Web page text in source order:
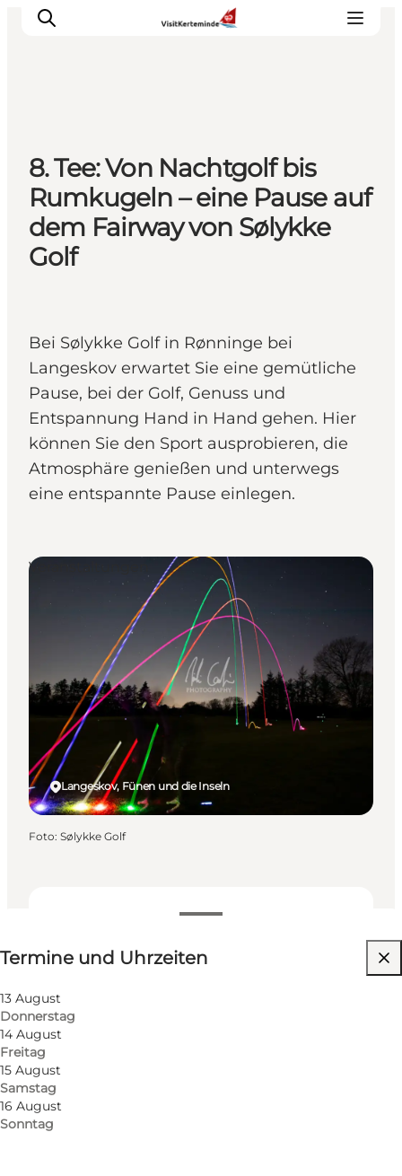
Sehenswürdigkeiten
Aktivitäten
Essen und trinken
Unterkünfte
Reiseplanung
8. Tee: Von Nachtgolf bis
Rumkugeln – eine Pause auf
dem Fairway von Sølykke
Golf
Bei Sølykke Golf in Rønninge bei
Langeskov erwartet Sie eine gemütliche
Pause, bei der Golf, Genuss und
Entspannung Hand in Hand gehen. Hier
können Sie den Sport ausprobieren, die
Atmosphäre genießen und unterwegs
eine entspannte Pause einlegen.
Termine und Uhrzeiten
Termine und Uhrzeiten
13 August
Donnerstag
14 August
Freitag
15 August
Samstag
16 August
Sonntag
Kostenlos
Langeskov, Fünen und die Inseln
Veranstaltungen
Foto: Sølykke Golf